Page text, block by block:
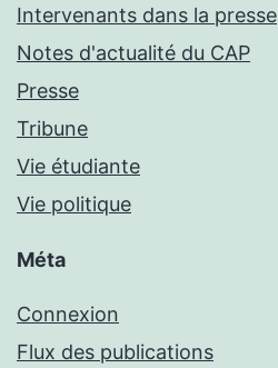
Intervenants dans la presse
Notes d'actualité du CAP
Presse
Tribune
Vie étudiante
Vie politique
Méta
Connexion
Flux des publications